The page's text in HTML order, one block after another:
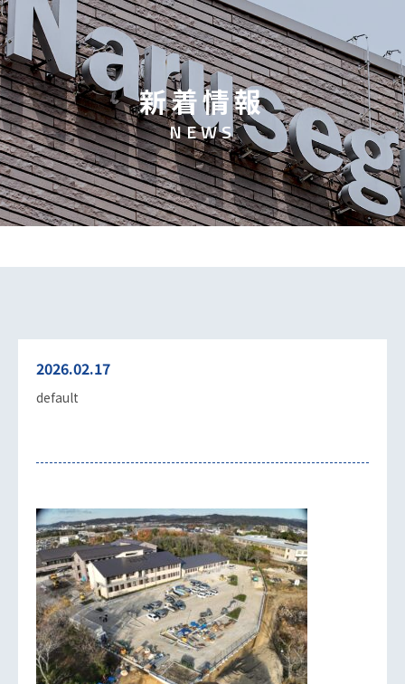
新着情報
NEWS
2026.02.17
default